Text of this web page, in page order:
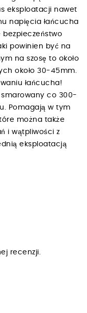
eksploatacji nawet
napięcia łańcucha
bezpieczeństwo
powinien być na
na szosę to około
około 30-45mm.
łańcucha!
co 300-
Pomagają w tym
można także
i wątpliwości z
eksploatacją
recenzji.